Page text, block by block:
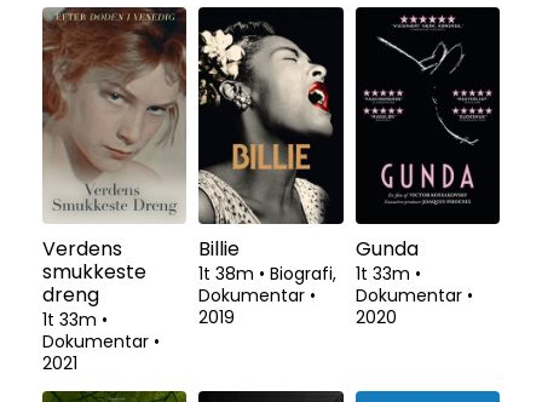
Verdens
smukkeste
dreng
1t 33m •
Dokumentar •
2021
Billie
1t 38m • Biografi,
Dokumentar •
2019
Gunda
1t 33m •
Dokumentar •
2020